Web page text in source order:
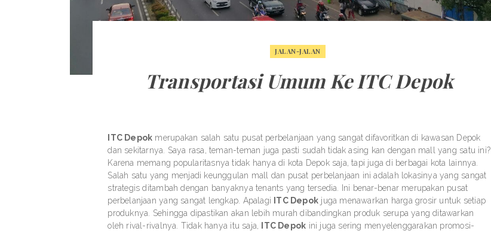
JALAN-JALAN
Transportasi Umum Ke ITC Depok
ITC Depok merupakan salah satu pusat perbelanjaan yang sangat difavoritkan di kawasan Depok
dan sekitarnya. Saya rasa, teman-teman juga pasti sudah tidak asing kan dengan mall yang satu ini?
Karena memang popularitasnya tidak hanya di kota Depok saja, tapi juga di berbagai kota lainnya.
Salah satu yang menjadi keunggulan mall dan pusat perbelanjaan ini adalah lokasinya yang sangat
strategis ditambah dengan banyaknya tenants yang tersedia. Ini benar-benar merupakan pusat
perbelanjaan yang sangat lengkap. Apalagi
ITC Depok juga menawarkan harga grosir untuk setiap
produknya. Sehingga dipastikan akan lebih murah dibandingkan produk serupa yang ditawarkan
oleh rival-rivalnya. Tidak hanya itu saja,
ITC Depok ini juga sering menyelenggarakan promosi-